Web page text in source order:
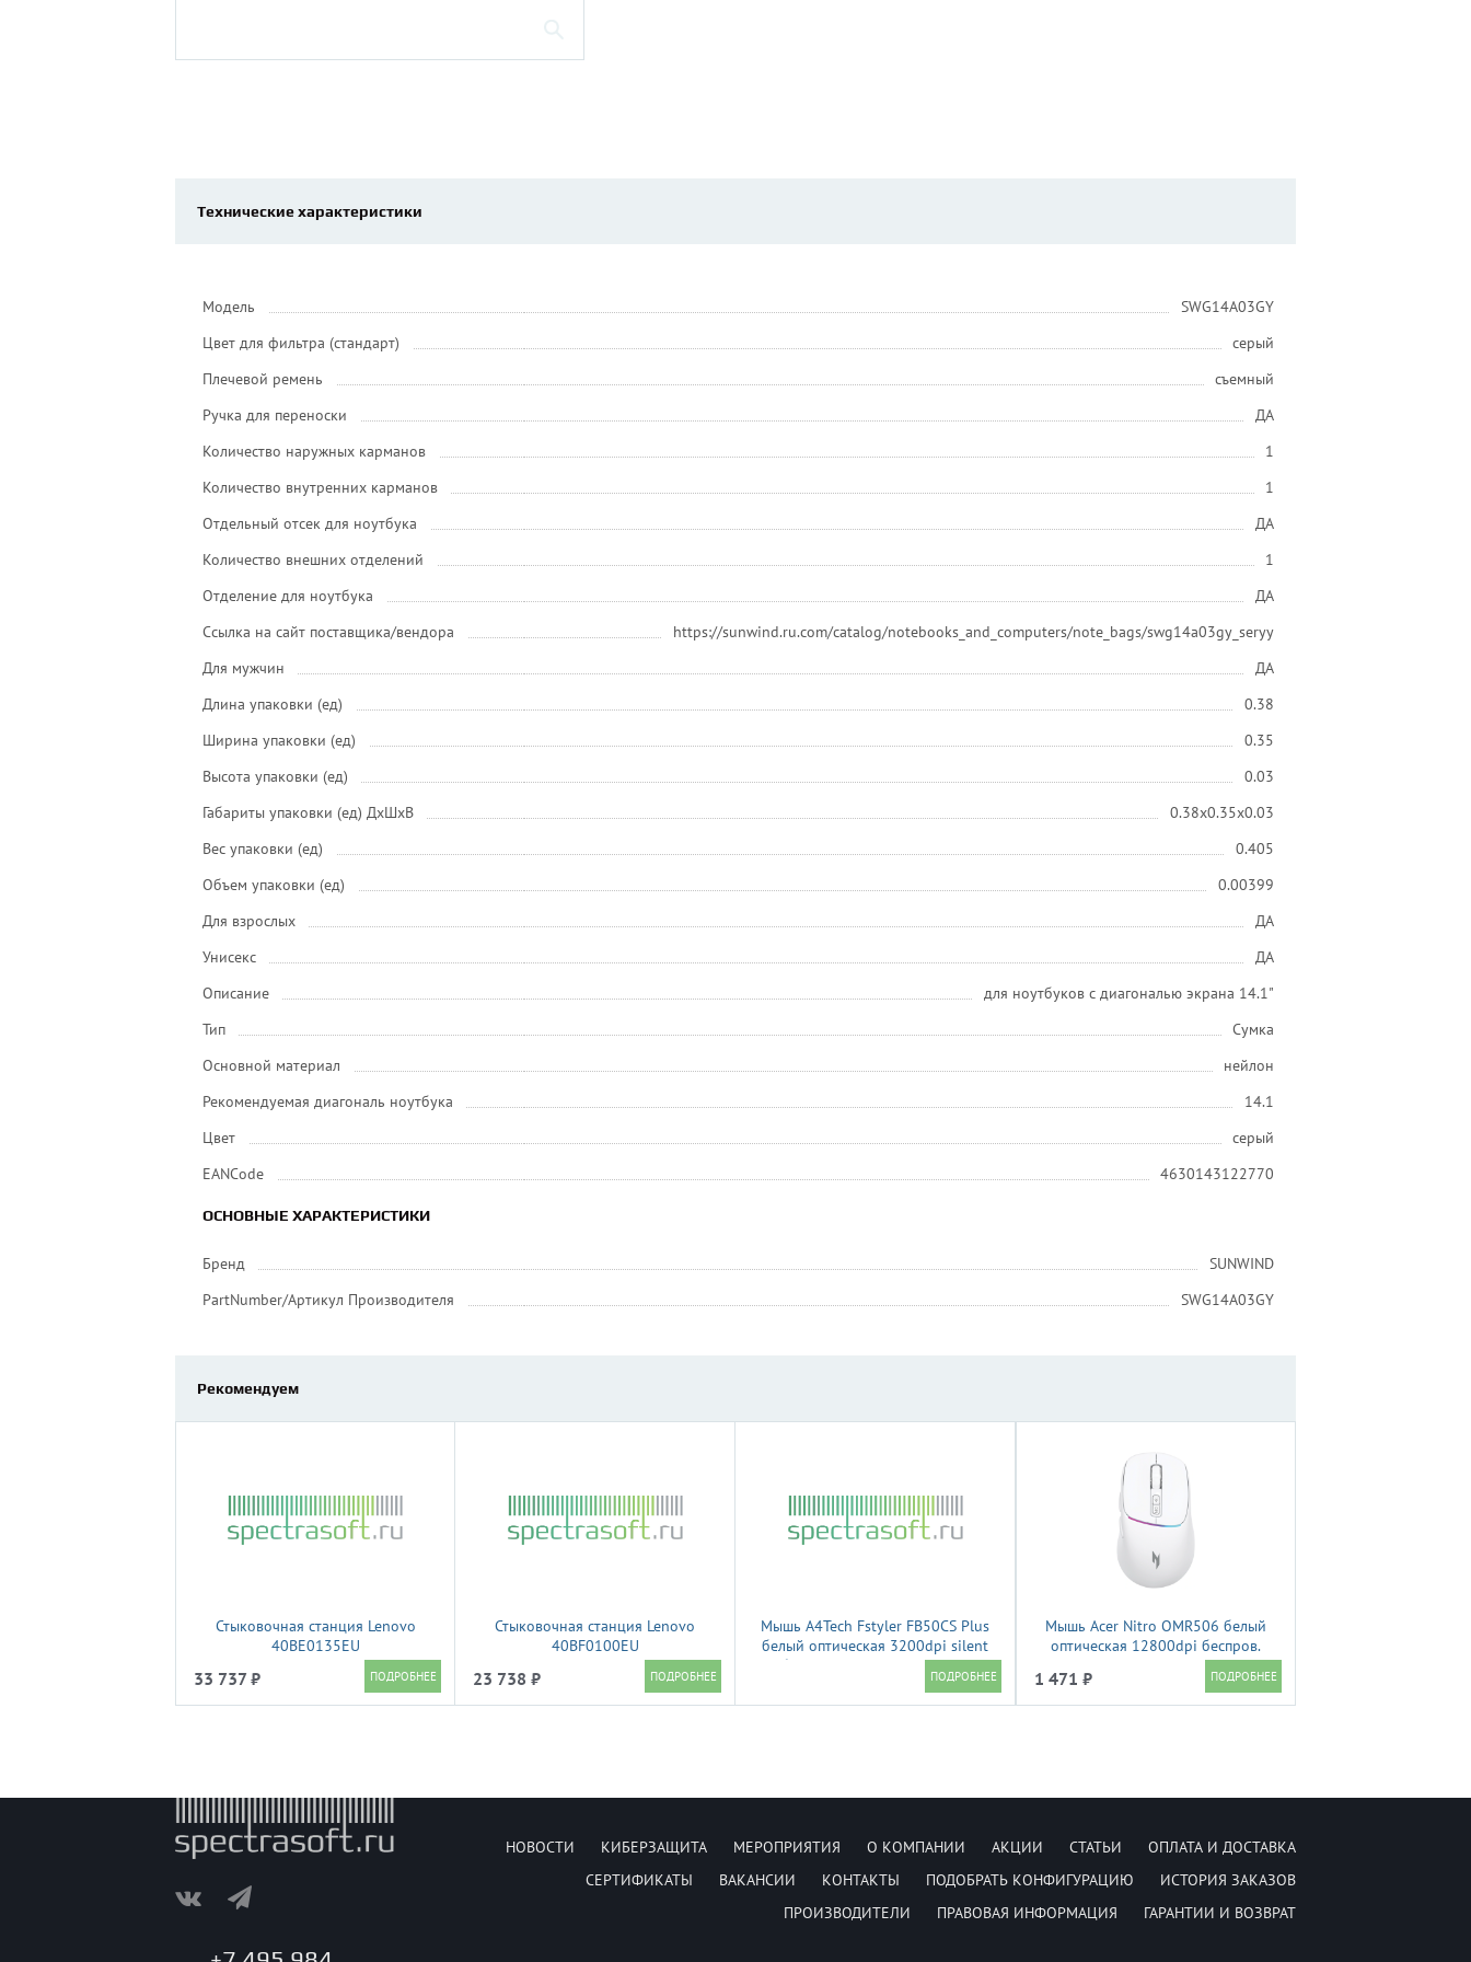
Технические характеристики
Модель
SWG14A03GY
Цвет для фильтра (стандарт)
серый
Плечевой ремень
съемный
Ручка для переноски
ДА
Количество наружных карманов
1
Количество внутренних карманов
1
Отдельный отсек для ноутбука
ДА
Количество внешних отделений
1
Отделение для ноутбука
ДА
Ссылка на сайт поставщика/вендора
https://sunwind.ru.com/catalog/notebooks_and_computers/note_bags/swg14a03gy_seryy
Для мужчин
ДА
Длина упаковки (ед)
0.38
Ширина упаковки (ед)
0.35
Высота упаковки (ед)
0.03
Габариты упаковки (ед) ДхШхВ
0.38x0.35x0.03
Вес упаковки (ед)
0.405
Объем упаковки (ед)
0.00399
Для взрослых
ДА
Унисекс
ДА
Описание
для ноутбуков с диагональю экрана 14.1"
Тип
Сумка
Основной материал
нейлон
Рекомендуемая диагональ ноутбука
14.1
Цвет
серый
EANCode
4630143122770
ОСНОВНЫЕ ХАРАКТЕРИСТИКИ
Бренд
SUNWIND
PartNumber/Артикул Производителя
SWG14A03GY
Рекомендуем
Стыковочная станция Lenovo
40BE0135EU
33 737 ₽
Стыковочная станция Lenovo
40BF0100EU
23 738 ₽
Мышь A4Tech Fstyler FB50CS Plus
белый оптическая 3200dpi silent
беспров. BT/Radio USB 7but
Мышь Acer Nitro OMR506 белый
оптическая 12800dpi беспров.
BT/Radio USB (ZL.MCE11.01X)
1 471 ₽
НОВОСТИ КИБЕРЗАЩИТА МЕРОПРИЯТИЯ О КОМПАНИИ АКЦИИ СТАТЬИ
ОПЛАТА И ДОСТАВКА
СЕРТИФИКАТЫ
ВАКАНСИИ КОНТАКТЫ ПОДОБРАТЬ КОНФИГУРАЦИЮ
ИСТОРИЯ ЗАКАЗОВ
ПРОИЗВОДИТЕЛИ
ПРАВОВАЯ ИНФОРМАЦИЯ ГАРАНТИИ И ВОЗВРАТ